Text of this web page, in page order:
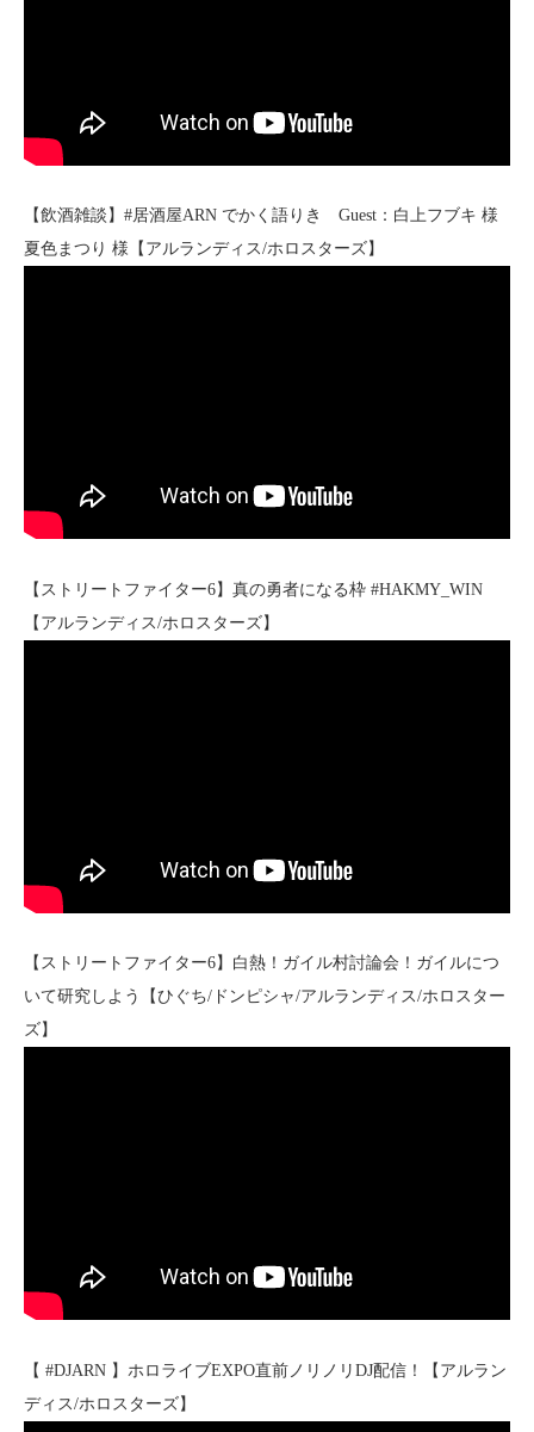
【飲酒雑談】#居酒屋ARN でかく語りき Guest：白上フブキ 様
夏色まつり 様【アルランディス/ホロスターズ】
【ストリートファイター6】真の勇者になる枠 #HAKMY_WIN
【アルランディス/ホロスターズ】
【ストリートファイター6】白熱！ガイル村討論会！ガイルにつ
いて研究しよう【ひぐち/ドンピシャ/アルランディス/ホロスター
ズ】
【 #DJARN 】ホロライブEXPO直前ノリノリDJ配信！【アルラン
ディス/ホロスターズ】